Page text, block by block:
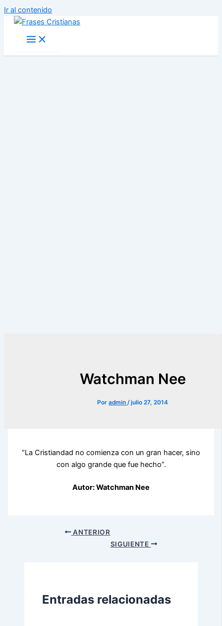
Ir al contenido
Watchman Nee
Poradmin/julio 27, 2014
“La Cristiandad no comienza con un gran hacer, sino
con algo grande que fue hecho”.
Autor: Watchman Nee
ANTERIOR
SIGUIENTE
Entradas relacionadas